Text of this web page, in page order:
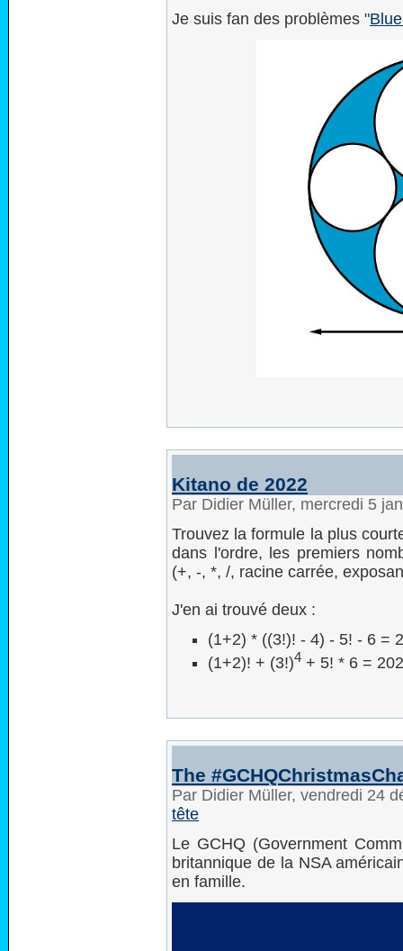
Je suis fan des problèmes "
Kitano de 2022
Par Didier Müller, mercredi 5
Trouvez la formule la plus
dans l'ordre, les premiers
(+, -, *, /, racine carrée,
J'en ai trouvé deux :
(1+2) * ((3!)! - 4) - 5! - 6 =
(1+2)! + (3!)4 + 5! * 6 =
The
Par Didier Müller, vendredi 24
tête
Le GCHQ (Government
britannique de la NSA
en famille.